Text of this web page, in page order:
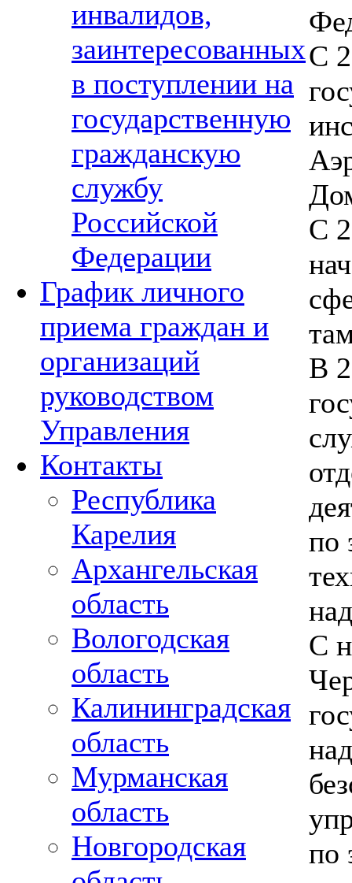
инвалидов,
заинтересованных
в поступлении на
государственную
гражданскую
службу
Российской
Федерации
График личного
приема граждан и
организаций
руководством
Управления
Контакты
Республика
Карелия
Архангельская
область
Вологодская
область
Калининградская
область
Мурманская
область
Новгородская
С
С
В
по
С
по